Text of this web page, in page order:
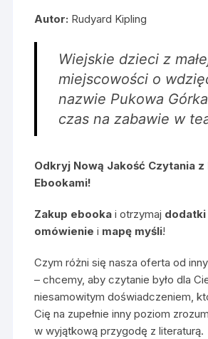
Autor: Rudyard Kipling
Wiejskie dzieci z
miejscowości o
nazwie Pukowa
czas na zabawie w
Odkryj Nową Jakość Czytania z
Ebookami!
Zakup ebooka i otrzymaj dodatki
omówienie i mapę myśli!
Czym różni się nasza oferta od
– chcemy, aby czytanie było dla
niesamowitym doświadczeniem,
Cię na zupełnie inny poziom
w wyjątkową przygodę z literaturą.